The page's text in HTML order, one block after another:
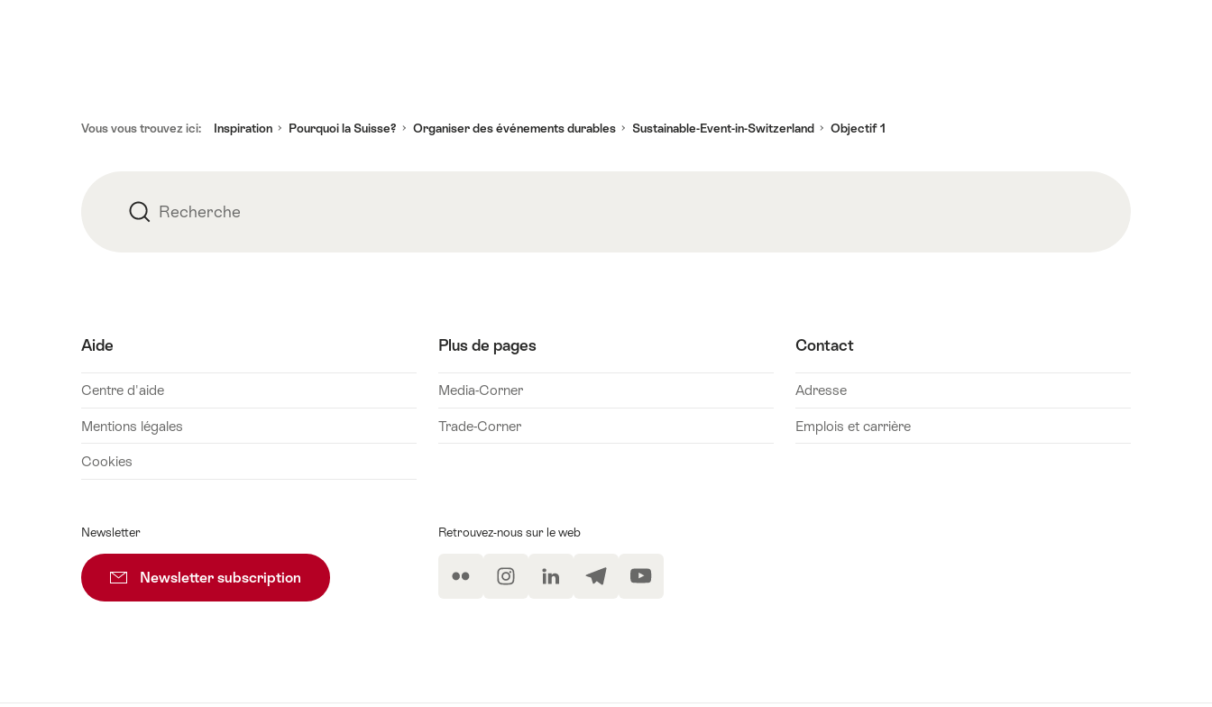
Vous vous trouvez ici: Inspiration Pourquoi la Suisse? Organiser des événements durables Sustainable-Event-in-Switzerland Objectif 1
RechercheRecherche
Aide
Centre d'aide
Mentions légales
Cookies
Plus de pages
Media-Corner
Trade-Corner
Contact
Adresse
Emplois et carrière
Newsletter
Newsletter subscription Vers l’inscription à la newsletter
Retrouvez-nous sur le web
Flickr InstagramLinkedInTelegramYouTube